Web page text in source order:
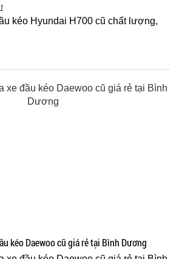
kéo Hyundai H700 cũ chất lượng,
kéo Daewoo cũ giá rẻ tại Bình Dương